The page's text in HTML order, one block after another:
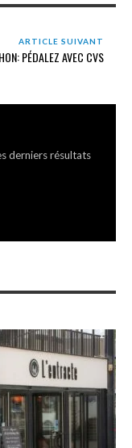
ARTICLE SUIVANT
PÉDALEZ AVEC CVS
derniers résultats